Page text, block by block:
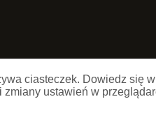
ciasteczek. Dowiedz się
zmiany ustawień w